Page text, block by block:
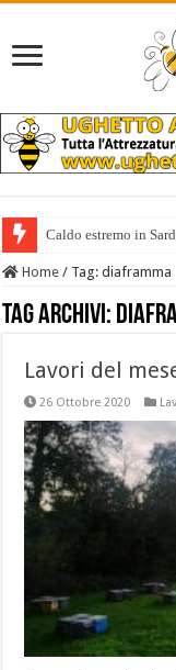
Caldo estremo in
Home / Tag:diaframma
Tag Archivi:
Lavori del
26 Ottobre 2020